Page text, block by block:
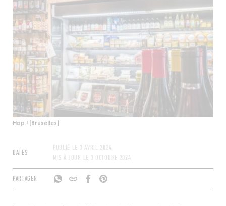
Hop ! (Bruxelles)
DATES
PUBLIÉ LE 3 AVRIL 2024
MIS À JOUR LE 3 OCTOBRE 2024
PARTAGER